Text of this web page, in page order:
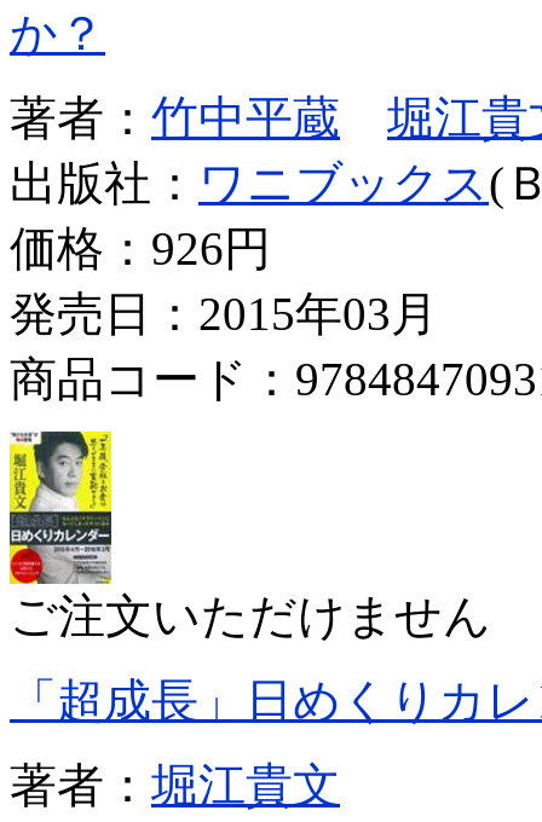
か？
著者： 竹中平蔵
堀江貴
出版社： ワニブックス(
価格： 926円
発売日：2015年03月
商品コード：
ご注文いただけません
「超成長」日めくりカ
著者： 堀江貴文